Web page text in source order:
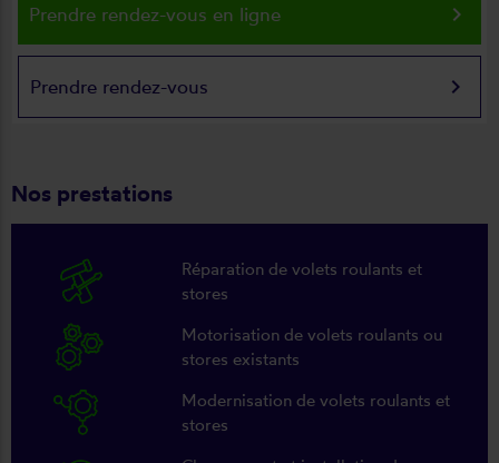
Prendre rendez-vous en ligne keyboard_arrow_right
Prendre rendez-vous keyboard_arrow_right
Nos prestations
Réparation de volets roulants et
stores
Motorisation de volets roulants ou
stores existants
Modernisation de volets roulants et
stores